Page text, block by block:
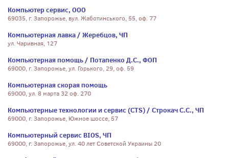
Компьютер сервис, ООО
69035, г. Запорожье, вул. Жаботинського, 55, оф. 77
Компьютерная лавка / Жеребцов, ЧП
ул. Чаривная, 127
Компьютерная помощь / Потапенко Д.С., ФОП
69000, г. Запорожье, ул. Горького, 29, оф. 59
Компьютерная скорая помощь
69000, ул. 8 марта 32 оф. 270
Компьютерные технологии и сервис (CTS) / Строкач С.С., ЧП
69000, г. Запорожье, Южное шоссе, 57
Компьютерный сервис BIOS, ЧП
69000, г. Запорожье, ул. 40 лет Советской Украины 20